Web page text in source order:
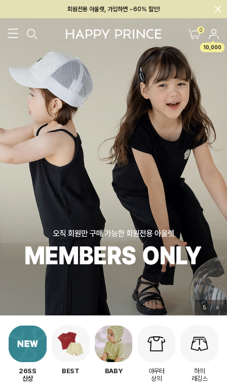
회원전용 아울렛, 가입하면 ~60% 할인!
멤버십 최대 28,000원 혜택 0
10,000
26SS 신상 BEST BABY[6~12M] 아우터/상의 하의/레깅스
5 / 6
26SS
신상
BEST BABY
아우터
상의
하의
레깅스